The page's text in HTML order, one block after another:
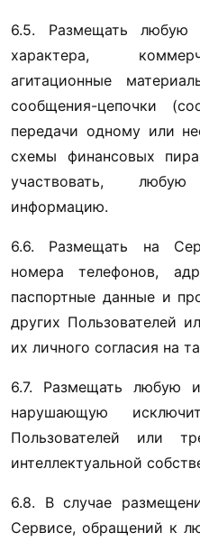
6.5. Размещать любую
характера,
агитационные
сообщения-цепочки
передачи одному или
схемы финансовых
участвовать,
информацию.
6.6. Размещать на
номера телефонов,
паспортные данные и
других Пользователей
их личного согласия на
6.7. Размещать любую
нарушающую
Пользователей или
интеллектуальной
6.8. В случае
Сервисе, обращений к